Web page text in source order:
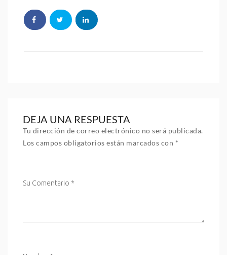
DEJA UNA RESPUESTA
Tu dirección de correo electrónico no será publicada.
Los campos obligatorios están marcados con *